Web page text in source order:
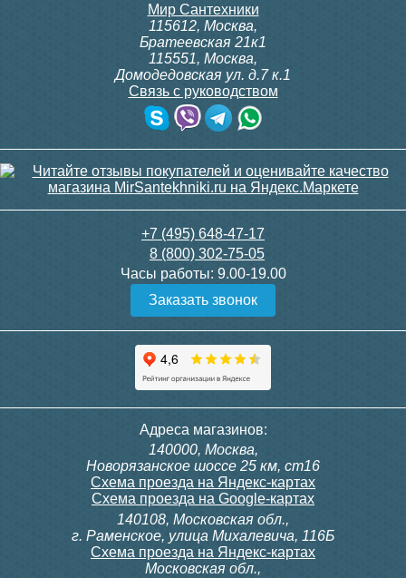
Мир Сантехники
115612, Москва,
Братеевская 21к1
115551, Москва,
Домодедовская ул. д.7 к.1
Связь с руководством
+7 (495) 648-47-17
8 (800) 302-75-05
Часы работы: 9.00-19.00
Заказать звонок
Адреса магазинов:
140000, Москва,
Новорязанское шоссе 25 км, ст16
Схема проезда на Яндекс-картах
Схема проезда на Google-картах
140108, Московская обл.,
г. Раменское, улица Михалевича, 116Б
Схема проезда на Яндекс-картах
Московская обл.,